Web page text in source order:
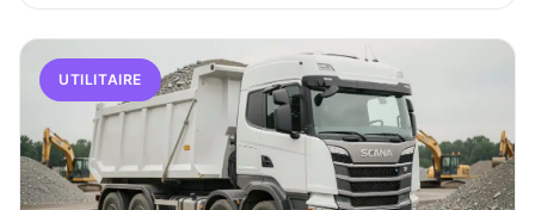
UTILITAIRE